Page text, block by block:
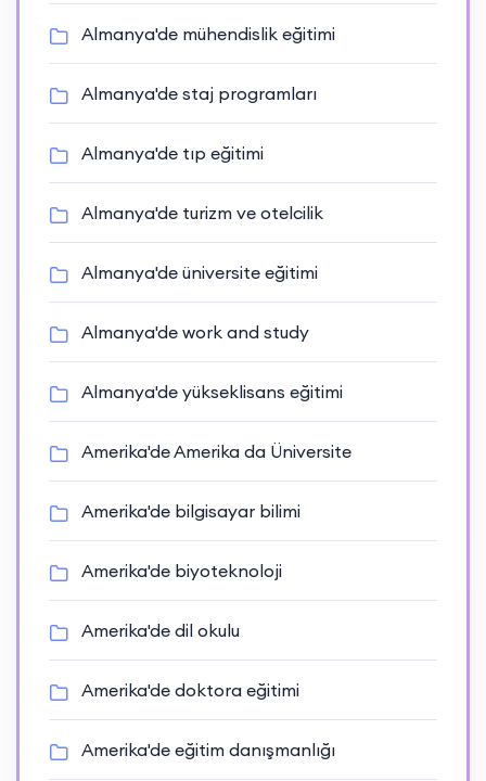
Almanya'de mühendislik eğitimi
Almanya'de staj programları
Almanya'de tıp eğitimi
Almanya'de turizm ve otelcilik
Almanya'de üniversite eğitimi
Almanya'de work and study
Almanya'de yükseklisans eğitimi
Amerika'de Amerika da Üniversite
Amerika'de bilgisayar bilimi
Amerika'de biyoteknoloji
Amerika'de dil okulu
Amerika'de doktora eğitimi
Amerika'de eğitim danışmanlığı